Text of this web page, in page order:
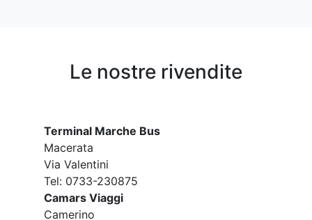
Le nostre rivendite
Terminal Marche Bus
Macerata
Via Valentini
Tel: 0733-230875
Camars Viaggi
Camerino